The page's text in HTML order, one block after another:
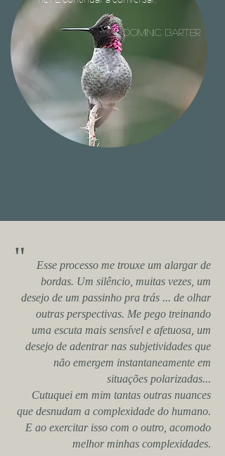
dominic barter
" Esse processo me trouxe um alargar de
bordas. Um silêncio, muitas vezes, um
desejo de um passinho pra trás ... de olhar
outras perspectivas. Me pego treinando
uma escuta mais sensível e afetuosa, um
desejo de adentrar nas subjetividades que
não emergem instantaneamente em
situações polarizadas...
Cutuquei em mim tantas outras nuances
que desnudam a complexidade do humano.
E ao exercitar isso com o outro, acomodo
melhor minhas complexidades.